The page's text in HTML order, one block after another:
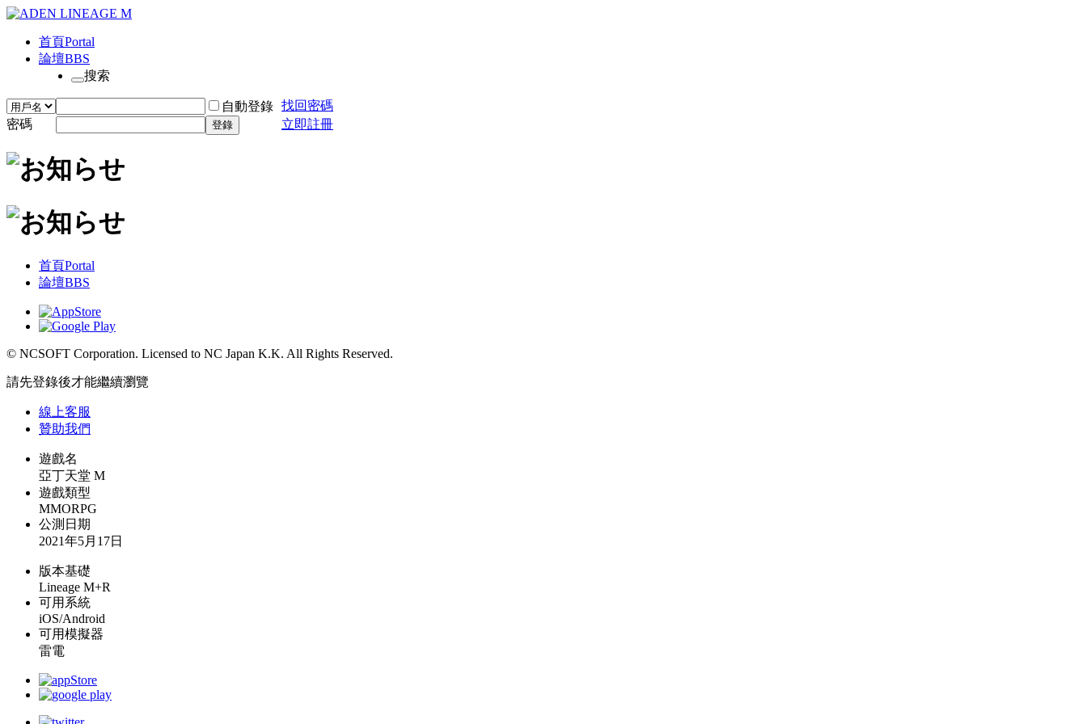
首頁Portal
論壇BBS
搜索
自動登錄 找回密碼
密碼
登錄 立即註冊
首頁Portal
論壇BBS
© NCSOFT Corporation. Licensed to NC Japan K.K. All Rights Reserved.
請先登錄後才能繼續瀏覽
線上客服
贊助我們
遊戲名
亞丁天堂 M
遊戲類型
MMORPG
公測日期
2021年5月17日
版本基礎
Lineage M+R
可用系統
iOS/Android
可用模擬器
雷電